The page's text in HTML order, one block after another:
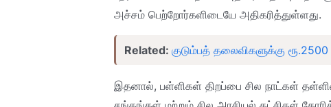
அச்சம் பெற்றோர்களிடையே அதிகரித்துள்ளது.
Related: குடும்பத் தலைவிகளுக்கு
இதனால், பள்ளிகள் திறப்பை சில நாட்கள்